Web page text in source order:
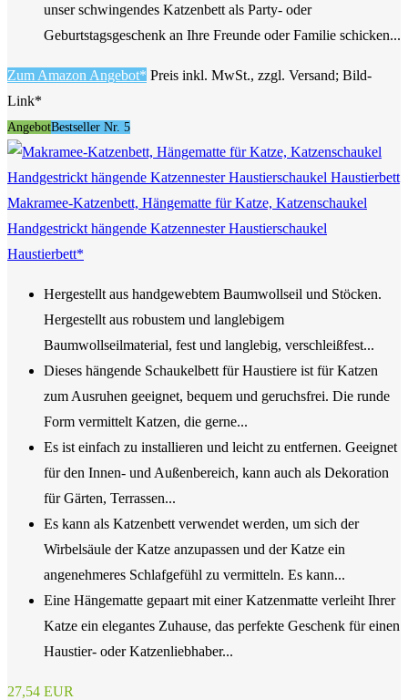
unser schwingendes Katzenbett als Party- oder
Geburtstagsgeschenk an Ihre Freunde oder Familie schicken...
Zum Amazon Angebot* Preis inkl. MwSt., zzgl. Versand; Bild-
Link*
AngebotBestseller Nr. 5
Makramee-Katzenbett, Hängematte für Katze, Katzenschaukel
Handgestrickt hängende Katzennester Haustierschaukel
Haustierbett*
Hergestellt aus handgewebtem Baumwollseil und Stöcken.
Hergestellt aus robustem und langlebigem
Baumwollseilmaterial, fest und langlebig, verschleißfest...
Dieses hängende Schaukelbett für Haustiere ist für Katzen
zum Ausruhen geeignet, bequem und geruchsfrei. Die runde
Form vermittelt Katzen, die gerne...
Es ist einfach zu installieren und leicht zu entfernen. Geeignet
für den Innen- und Außenbereich, kann auch als Dekoration
für Gärten, Terrassen...
Es kann als Katzenbett verwendet werden, um sich der
Wirbelsäule der Katze anzupassen und der Katze ein
angenehmeres Schlafgefühl zu vermitteln. Es kann...
Eine Hängematte gepaart mit einer Katzenmatte verleiht Ihrer
Katze ein elegantes Zuhause, das perfekte Geschenk für einen
Haustier- oder Katzenliebhaber...
27,54 EUR